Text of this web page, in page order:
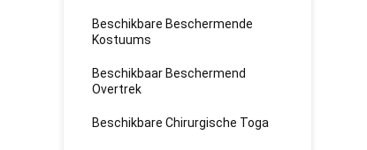
Beschikbare Beschermende
Kostuums
Beschikbaar Beschermend
Overtrek
Beschikbare Chirurgische Toga